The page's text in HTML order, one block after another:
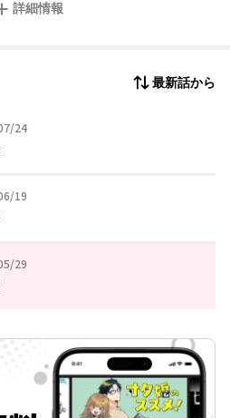
の魔法で無双。あとはたっぷり稼
バトルが発生。魔法少女注意報、
ることに。いよいよ各界の交錯が
を迎えるのだがーー。原作小説3巻
詳細情報
最新話から
24
月24日
19
月19日
29
月29日